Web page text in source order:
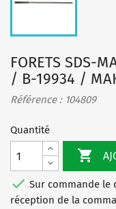
FORETS SDS-
/ B-19934 /
Référence : 104809
Quantité

 Sur commande le
réception de la